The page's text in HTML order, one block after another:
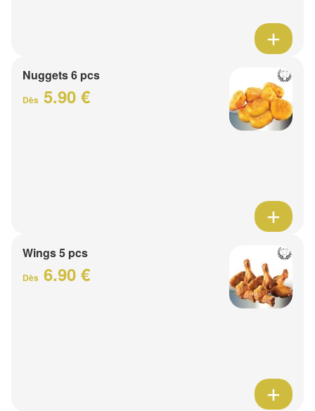
Nuggets 6 pcs
Dès 5.90 €
Wings 5 pcs
Dès 6.90 €